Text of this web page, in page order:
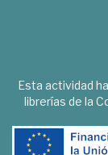
Esta actividad
librerías de la